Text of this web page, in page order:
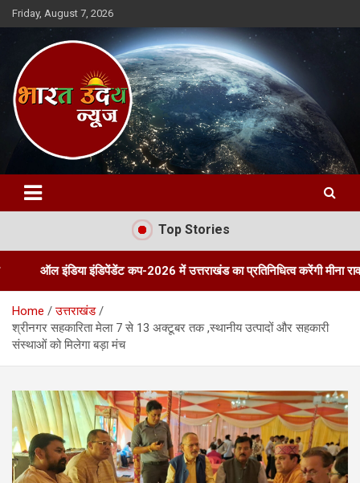
Skip
to
Friday, August 7, 2026
Bharat Uday News
Top Stories
इंडिपेंडेंट कप-2026 में उत्तराखंड का प्रतिनिधित्व करेंगी मीना रावत
Home
उत्तराखंड
श्रीनगर सहकारिता मेला 7 से 13 अक्टूबर तक ,स्थानीय उत्पादों और सहकारी
संस्थाओं को मिलेगा बड़ा मंच